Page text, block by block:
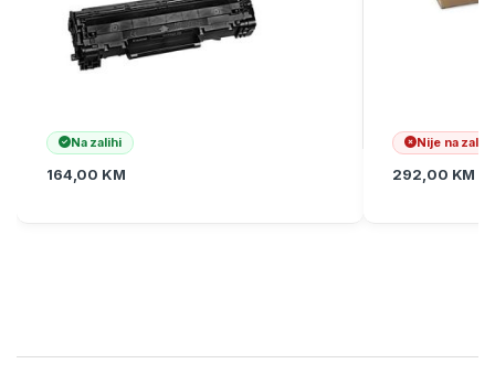
Na zalihi
164,00 KM
Nije na zalihi
292,00 KM